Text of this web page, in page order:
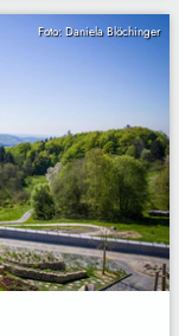
Foto: Daniela Blöchinger